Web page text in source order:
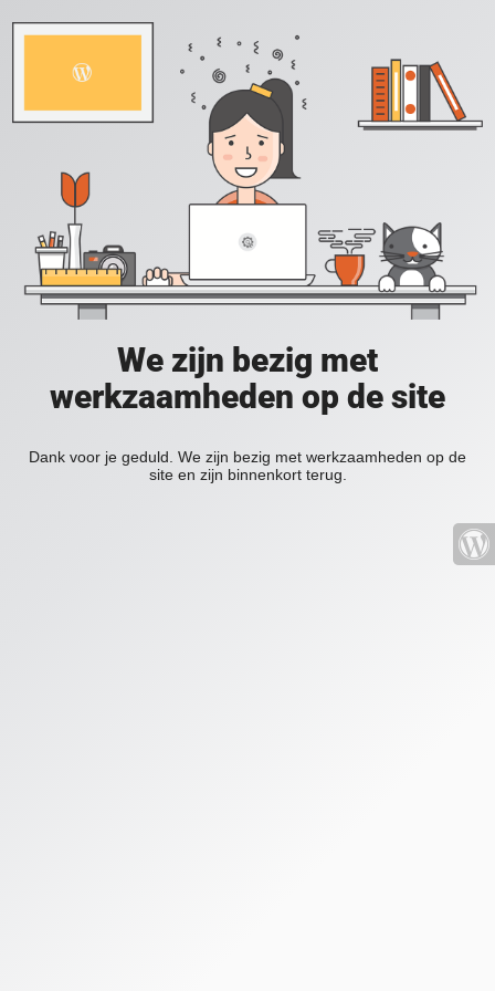
We zijn bezig met
werkzaamheden op de site
Dank voor je geduld. We zijn bezig met werkzaamheden op de
site en zijn binnenkort terug.